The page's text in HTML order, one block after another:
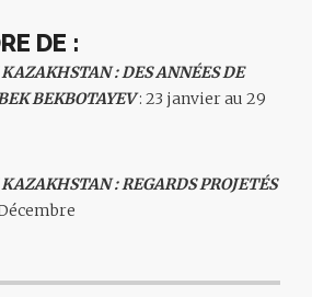
DE :
: DES ANNÉES DE
BEKBOTAYEV: 23 janvier au 29
: REGARDS PROJETÉS